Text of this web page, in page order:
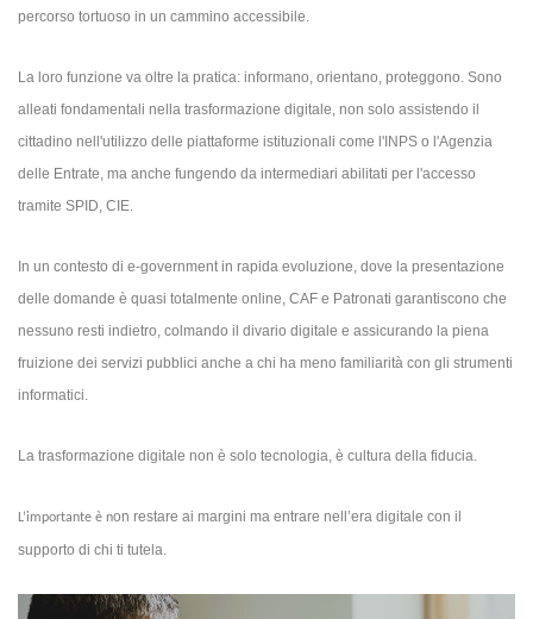
percorso tortuoso in un cammino accessibile.
La loro funzione va oltre la pratica: informano, orientano, proteggono. Sono
alleati fondamentali nella trasformazione digitale, non solo assistendo il
cittadino nell'utilizzo delle piattaforme istituzionali come l'INPS o l'Agenzia
delle Entrate, ma anche fungendo da intermediari abilitati per l'accesso
tramite SPID, CIE.
In un contesto di e-government in rapida evoluzione, dove la presentazione
delle domande è quasi totalmente online, CAF e Patronati garantiscono che
nessuno resti indietro, colmando il divario digitale e assicurando la piena
fruizione dei servizi pubblici anche a chi ha meno familiarità con gli strumenti
informatici.
La trasformazione digitale non è solo tecnologia, è cultura della fiducia.
L’importante è non restare ai margini ma entrare nell’era digitale con il
supporto di chi ti tutela.